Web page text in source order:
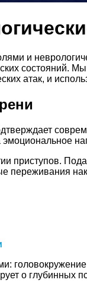
и
состояний.
атак, и
эмоциональное
приступов.
переживания
о глубинных